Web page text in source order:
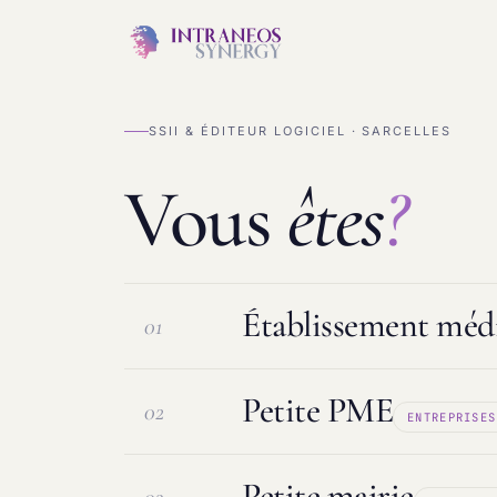
SSII & ÉDITEUR LOGICIEL · SARCELLES
Vousêtes?
01 Établissement
Logiciel ESMS & DUI Protection
02 Petite PME